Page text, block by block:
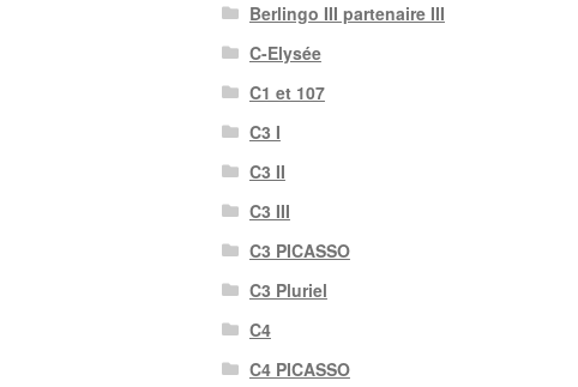
Berlingo III partenaire III
C-Elysée
C1 et 107
C3 I
C3 II
C3 III
C3 PICASSO
C3 Pluriel
C4
C4 PICASSO